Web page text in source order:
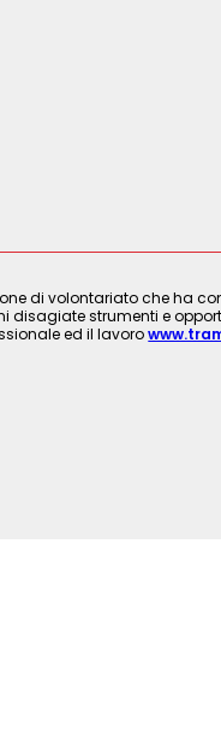
di volontariato che ha
disagiate strumenti e
ed il lavoro